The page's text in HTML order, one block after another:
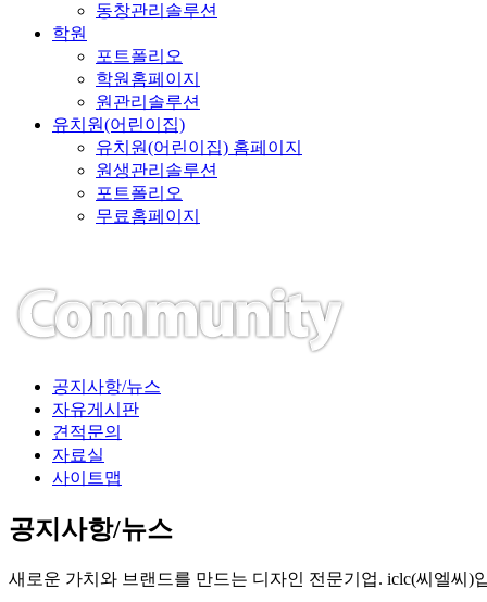
동창관리솔루션
학원
포트폴리오
학원홈페이지
원관리솔루션
유치원(어린이집)
유치원(어린이집) 홈페이지
원생관리솔루션
포트폴리오
무료홈페이지
공지사항/뉴스
자유게시판
견적문의
자료실
사이트맵
공지사항/뉴스
새로운 가치와 브랜드를 만드는 디자인 전문기업. iclc(씨엘씨)